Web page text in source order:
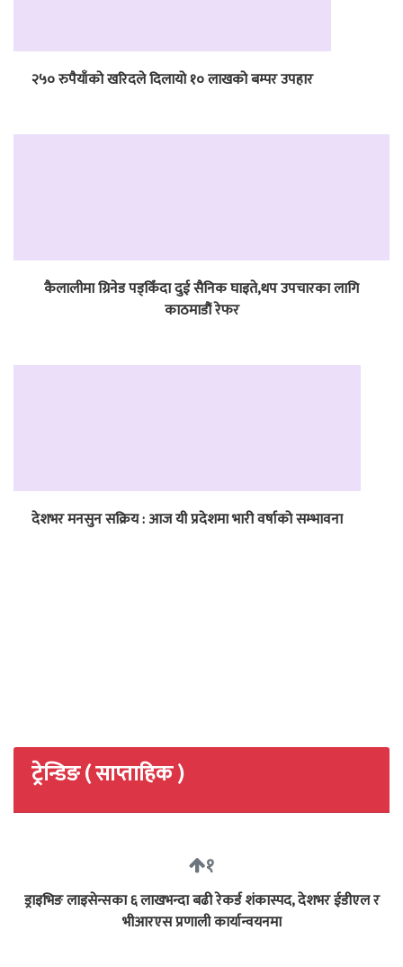
२५० रुपैयाँको खरिदले दिलायो १० लाखको बम्पर उपहार
कैलालीमा ग्रिनेड पड्किँदा दुई सैनिक घाइते,थप उपचारका लागि
काठमाडौं रेफर
देशभर मनसुन सक्रिय : आज यी प्रदेशमा भारी वर्षाको सम्भावना
ट्रेन्डिङ ( साप्ताहिक )
१
ड्राइभिङ लाइसेन्सका ६ लाखभन्दा बढी रेकर्ड शंकास्पद, देशभर ईडीएल र
भीआरएस प्रणाली कार्यान्वयनमा